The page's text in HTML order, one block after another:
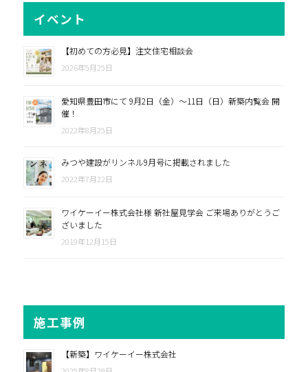
イベント
【初めての方必見】注文住宅相談会
2026年5月25日
愛知県豊田市にて 9月2日（金）～11日（日）新築内覧会 開
催！
2022年8月25日
みつや建設がリンネル9月号に掲載されました
2022年7月22日
ワイケーイー株式会社様 新社屋見学会 ご来場ありがとうご
ざいました
2019年12月15日
施工事例
【新築】ワイケーイー株式会社